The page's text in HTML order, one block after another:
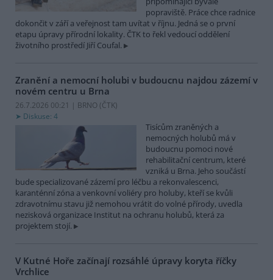
popraviště. Práce chce radnice
dokončit v září a veřejnost tam uvítat v říjnu. Jedná se o první
etapu úpravy přírodní lokality. ČTK to řekl vedoucí oddělení
životního prostředí Jiří Coufal.
Zranění a nemocní holubi v budoucnu najdou zázemí v
novém centru u Brna
26.7.2026 00:21 | BRNO (ČTK)
Diskuse: 4
Tisícům zraněných a
nemocných holubů má v
budoucnu pomoci nové
rehabilitační centrum, které
vzniká u Brna. Jeho součástí
bude specializované zázemí pro léčbu a rekonvalescenci,
karanténní zóna a venkovní voliéry pro holuby, kteří se kvůli
zdravotnímu stavu již nemohou vrátit do volné přírody, uvedla
nezisková organizace Institut na ochranu holubů, která za
projektem stojí.
V Kutné Hoře začínají rozsáhlé úpravy koryta říčky
Vrchlice